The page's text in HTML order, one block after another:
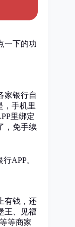
一下的功
家银行自
，手机里
里绑定
，免手续
APP。
有钱，还
王、见福
等商家